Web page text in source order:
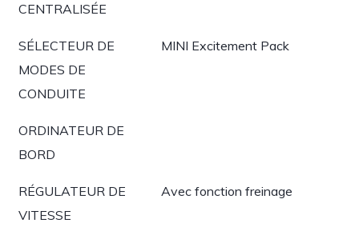
CENTRALISÉE
SÉLECTEUR DE
MODES DE
CONDUITE
MINI Excitement Pack
ORDINATEUR DE
BORD
RÉGULATEUR DE
VITESSE
Avec fonction freinage